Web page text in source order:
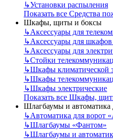
↳Установки распыления
Показать все Средства
Шкафы, щиты и боксы
↳Аксессуары для
↳Аксессуары для
↳Аксессуары для
↳Стойки
↳Шкафы климатической
↳Шкафы
↳Шкафы электрические
Показать все Шкафы,
Шлагбаумы и автоматика
↳Автоматика для ворот
↳Шлагбаумы «Фантом»
↳Шлагбаумы и